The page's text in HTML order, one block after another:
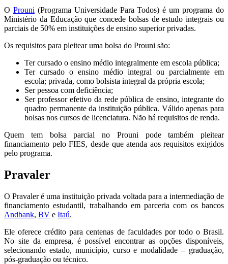
O Prouni (Programa Universidade Para Todos) é um programa do
Ministério da Educação que concede bolsas de estudo integrais ou
parciais de 50% em instituições de ensino superior privadas.
Os requisitos para pleitear uma bolsa do Prouni são:
Ter cursado o ensino médio integralmente em escola pública;
Ter cursado o ensino médio integral ou parcialmente em
escola; privada, como bolsista integral da própria escola;
Ser pessoa com deficiência;
Ser professor efetivo da rede pública de ensino, integrante do
quadro permanente da instituição pública. Válido apenas para
bolsas nos cursos de licenciatura. Não há requisitos de renda.
Quem tem bolsa parcial no Prouni pode também pleitear
financiamento pelo FIES, desde que atenda aos requisitos exigidos
pelo programa.
Pravaler
O Pravaler é uma instituição privada voltada para a intermediação de
financiamento estudantil, trabalhando em parceria com os bancos
Andbank, BV e Itaú.
Ele oferece crédito para centenas de faculdades por todo o Brasil.
No site da empresa, é possível encontrar as opções disponíveis,
selecionando estado, município, curso e modalidade – graduação,
pós-graduação ou técnico.